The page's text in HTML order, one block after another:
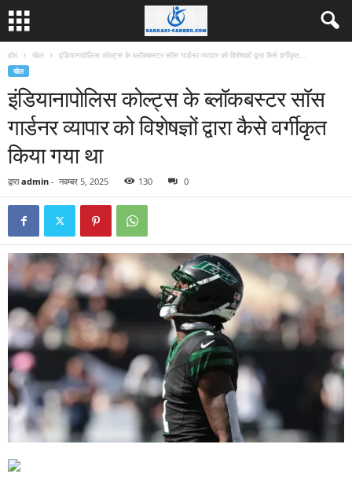
होम खेल इंडियानापोलिस कोल्ट्स के ब्लॉकबस्टर सॉस गार्डनर व्यापार को विशेषज्ञों द्वारा कैसे वर्गीकृत...
खेल
इंडियानापोलिस कोल्ट्स के ब्लॉकबस्टर सॉस
गार्डनर व्यापार को विशेषज्ञों द्वारा कैसे वर्गीकृत
किया गया था
द्वारा admin - नवम्बर 5, 2025 130 0